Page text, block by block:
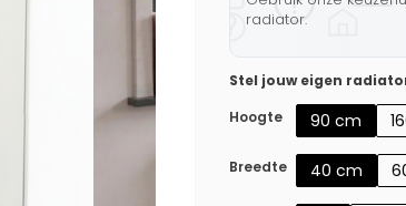
radiator.
Stel jouw eigen
Hoogte
90 cm
Breedte 40 cm